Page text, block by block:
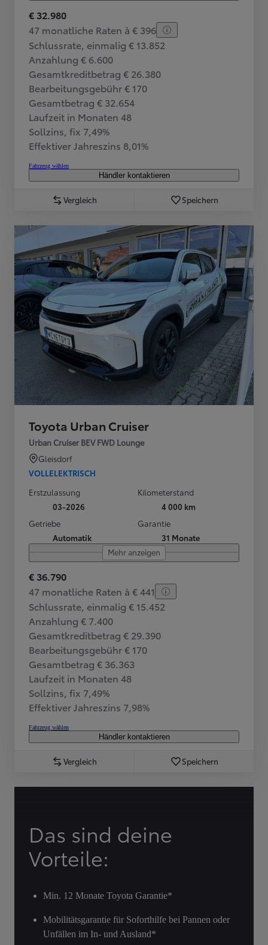
€ 32.980
47 monatliche Raten à € 396
Schlussrate, einmalig € 13.852
Anzahlung € 6.600
Gesamtkreditbetrag € 26.380
Bearbeitungsgebühr € 170
Gesamtbetrag € 32.654
Laufzeit in Monaten 48
Sollzins, fix 7,49%
Effektiver Jahreszins 8,01%
Fahrzeug wählen
Händler kontaktieren
Vergleich Speichern
Toyota Urban Cruiser
Urban Cruiser BEV FWD Lounge
Gleisdorf
VOLLELEKTRISCH
Erstzulassung
03-2026
Kilometerstand
4 000 km
Getriebe
Automatik
Garantie
31 Monate
Mehr anzeigen
€ 36.790
47 monatliche Raten à € 441
Schlussrate, einmalig € 15.452
Anzahlung € 7.400
Gesamtkreditbetrag € 29.390
Bearbeitungsgebühr € 170
Gesamtbetrag € 36.363
Laufzeit in Monaten 48
Sollzins, fix 7,49%
Effektiver Jahreszins 7,98%
Fahrzeug wählen
Händler kontaktieren
Vergleich Speichern
Das sind deine
Vorteile:
Min. 12 Monate Toyota Garantie*
Mobilitätsgarantie für Soforthilfe bei Pannen oder
Unfällen im In- und Ausland*